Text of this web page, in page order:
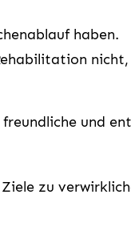
haben.
und
zu